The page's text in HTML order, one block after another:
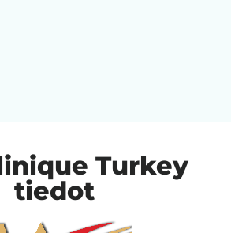
Turkey
tiedot